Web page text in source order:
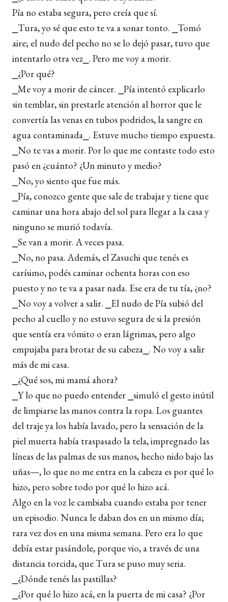
Pía no estaba segura, pero creía que sí.
⎯Tura, yo sé que esto te va a sonar tonto. ⎯Tomó
aire; el nudo del pecho no se lo dejó pasar, tuvo que
intentarlo otra vez⎯. Pero me voy a morir.
⎯¿Por qué?
⎯Me voy a morir de cáncer. ⎯Pía intentó explicarlo
sin temblar, sin prestarle atención al horror que le
convertía las venas en tubos podridos, la sangre en
agua contaminada⎯. Estuve mucho tiempo expuesta.
⎯No te vas a morir. Por lo que me contaste todo esto
pasó en ¿cuánto? ¿Un minuto y medio?
⎯No, yo siento que fue más.
⎯Pía, conozco gente que sale de trabajar y tiene que
caminar una hora abajo del sol para llegar a la casa y
ninguno se murió todavía.
⎯Se van a morir. A veces pasa.
⎯No, no pasa. Además, el Zasuchi que tenés es
carísimo, podés caminar ochenta horas con eso
puesto y no te va a pasar nada. Ese era de tu tía, ¿no?
⎯No voy a volver a salir. ⎯El nudo de Pía subió del
pecho al cuello y no estuvo segura de si la presión
que sentía era vómito o eran lágrimas, pero algo
empujaba para brotar de su cabeza⎯. No voy a salir
más de mi casa.
⎯¿Qué sos, mi mamá ahora?
⎯Y lo que no puedo entender ⎯simuló el gesto inútil
de limpiarse las manos contra la ropa. Los guantes
del traje ya los había lavado, pero la sensación de la
piel muerta había traspasado la tela, impregnado las
líneas de las palmas de sus manos, hecho nido bajo las
uñas—, lo que no me entra en la cabeza es por qué lo
hizo, pero sobre todo por qué lo hizo acá.
Algo en la voz le cambiaba cuando estaba por tener
un episodio. Nunca le daban dos en un mismo día;
rara vez dos en una misma semana. Pero era lo que
debía estar pasándole, porque vio, a través de una
distancia torcida, que Tura se puso muy seria.
⎯¿Dónde tenés las pastillas?
⎯¿Por qué lo hizo acá, en la puerta de mi casa? ¿Por